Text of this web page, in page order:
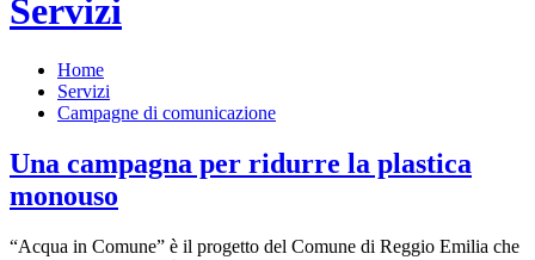
Servizi
Home
Servizi
Campagne di comunicazione
Una campagna per ridurre la plastica
monouso
“Acqua in Comune” è il progetto del Comune di Reggio Emilia che